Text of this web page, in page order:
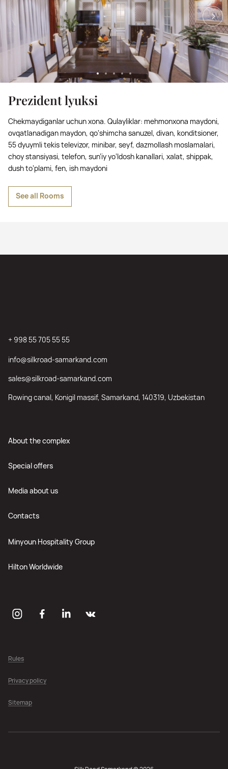
Prezident lyuksi
Chekmaydiganlar uchun xona. Qulayliklar: mehmonxona maydoni,
ovqatlanadigan maydon, qo‘shimcha sanuzel, divan, konditsioner,
55 dyuymli tekis televizor, minibar, seyf, dazmollash moslamalari,
choy stansiyasi, telefon, sun’iy yo‘ldosh kanallari, xalat, shippak,
dush to‘plami, fen, ish maydoni
See all Rooms
About the complex
Special offers
Media about us
Contacts
Minyoun Hospitality Group
Hilton Worldwide
+ 998 55 705 55 55
info@silkroad-samarkand.com
sales@silkroad-samarkand.com
Rowing canal, Konigil massif, Samarkand, 140319, Uzbekistan
Rules
Privacy policy
Sitemap